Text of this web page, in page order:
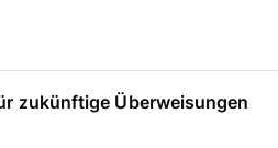
zukünftige Überweisungen